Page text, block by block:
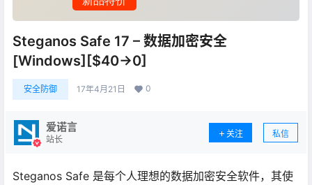
Steganos Safe 17 – 数据加密安全
[Windows][$40→0]
安全防御 17年4月21日 0
爱诺言
站长
关注 私信
Steganos Safe 是每个人理想的数据加密安全软件，其使